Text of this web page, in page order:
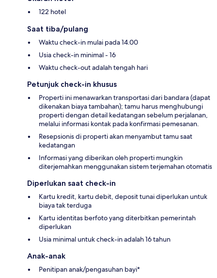
122 hotel
Saat tiba/pulang
Waktu check-in mulai pada 14.00
Usia check-in minimal - 16
Waktu check-out adalah tengah hari
Petunjuk check-in khusus
Properti ini menawarkan transportasi dari bandara (dapat
dikenakan biaya tambahan); tamu harus menghubungi
properti dengan detail kedatangan sebelum perjalanan,
melalui informasi kontak pada konfirmasi pemesanan.
Resepsionis di properti akan menyambut tamu saat
kedatangan
Informasi yang diberikan oleh properti mungkin
diterjemahkan menggunakan sistem terjemahan otomatis
Diperlukan saat check-in
Kartu kredit, kartu debit, deposit tunai diperlukan untuk
biaya tak terduga
Kartu identitas berfoto yang diterbitkan pemerintah
diperlukan
Usia minimal untuk check-in adalah 16 tahun
Anak-anak
Penitipan anak/pengasuhan bayi*